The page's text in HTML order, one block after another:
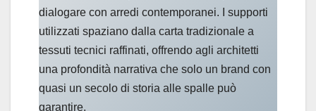
dialogare con arredi contemporanei. I supporti
utilizzati spaziano dalla carta tradizionale a
tessuti tecnici raffinati, offrendo agli architetti
una profondità narrativa che solo un brand con
quasi un secolo di storia alle spalle può
garantire.